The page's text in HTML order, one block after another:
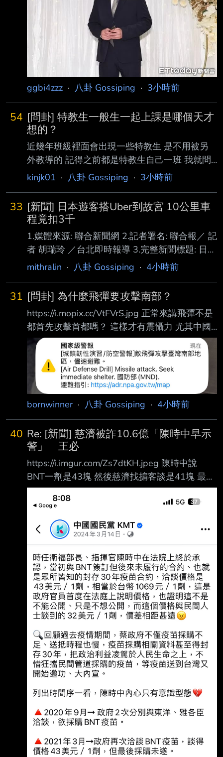
立法院近日審查115年度總預算，在公共電視預
算部分，遭提案刪減及凍結金額高達10.2億 ，
引發文化、影視界關注。5日則詢問「請藍白立
委到底為台灣修 了什麼福國利民的法案？講一
個來聽聽看」。知名則回應「有，砍國
ggbi4zzz · 八卦 Gossiping · 3小時前
54 [問卦] 特教生一般生一起上課是哪個天才
想的？
近幾年班級裡面會出現一些特教生 是不用被另
外教導的 記得之前都是特教生自己一班 我就問
特教生跟一般生丟一起教 是哪個天才想的？ --
kinjk01 · 八卦 Gossiping · 3小時前
33 [新聞] 日本遊客搭Uber到故宮 10公里車
程竟扣3千
1.媒體來源: 聯合新聞網 2.記者署名: 聯合報／ 記
者 胡瑞玲 ／台北即時報導 3.完整新聞標題: 日本
遊客搭Uber到故宮 10公里車程竟扣3千元 業
故宮 10公里車程竟扣3千元 業者：已退款
2026-08-06 10:14 聯合報／ 記者 胡瑞玲 ／台
北即時報導 一名日本女遊客日前來台旅遊，帶
著高齡母親透過Uber叫車前往前往台北故宮博物
院，未 料短短18分鐘、不到10公里的車程，信
用卡竟前後遭扣款新台幣約3000元，讓她質疑
遭到 不當收費，怒
mithralin · 八卦 Gossiping · 4小時前
31 [問卦] 為什麼飛彈要攻擊南部？
https://i.mopix.cc/VtFVrS.jpg 正常來講飛彈不是
都首先攻擊首都嗎？ 這樣才有震懾力 尤其中國
如果攻台 應該首重速戰速決 幹嘛要先打南部？
誰來解釋一下 -- 超逼真演習好像很讚
bornwinner· 八卦 Gossiping · 4小時前
40 Re: [新聞] 慈濟被詐10.6億「陳時中早示
警」 王必
https://i.imgur.com/Zs7dtKH.jpeg 陳時中說
BNT一劑是43塊 然後慈濟找掮客談是41塊 最後
鴻海跟台積電買到是35塊 43>41>35 誰才是真
正的冤大頭 不用我說了吧 --